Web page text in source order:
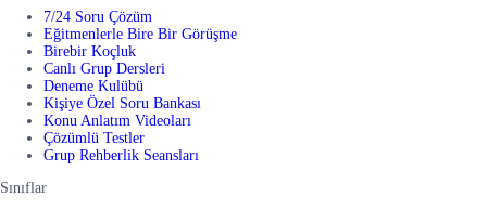
7/24 Soru Çözüm
Eğitmenlerle Bire Bir Görüşme
Birebir Koçluk
Canlı Grup Dersleri
Deneme Kulübü
Kişiye Özel Soru Bankası
Konu Anlatım Videoları
Çözümlü Testler
Grup Rehberlik Seansları
Sınıflar